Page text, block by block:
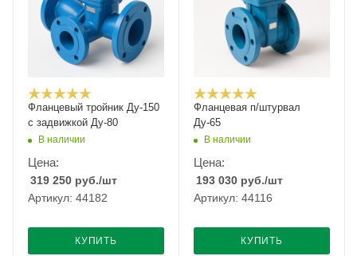
Фланцевый тройник Ду-150
с задвижкой Ду-80
В наличии
Цена:
319 250 руб./шт
Артикул: 44182
КУПИТЬ
Фланцевая п/штурвал
Ду-65
В наличии
Цена:
193 030 руб./шт
Артикул: 44116
КУПИТЬ